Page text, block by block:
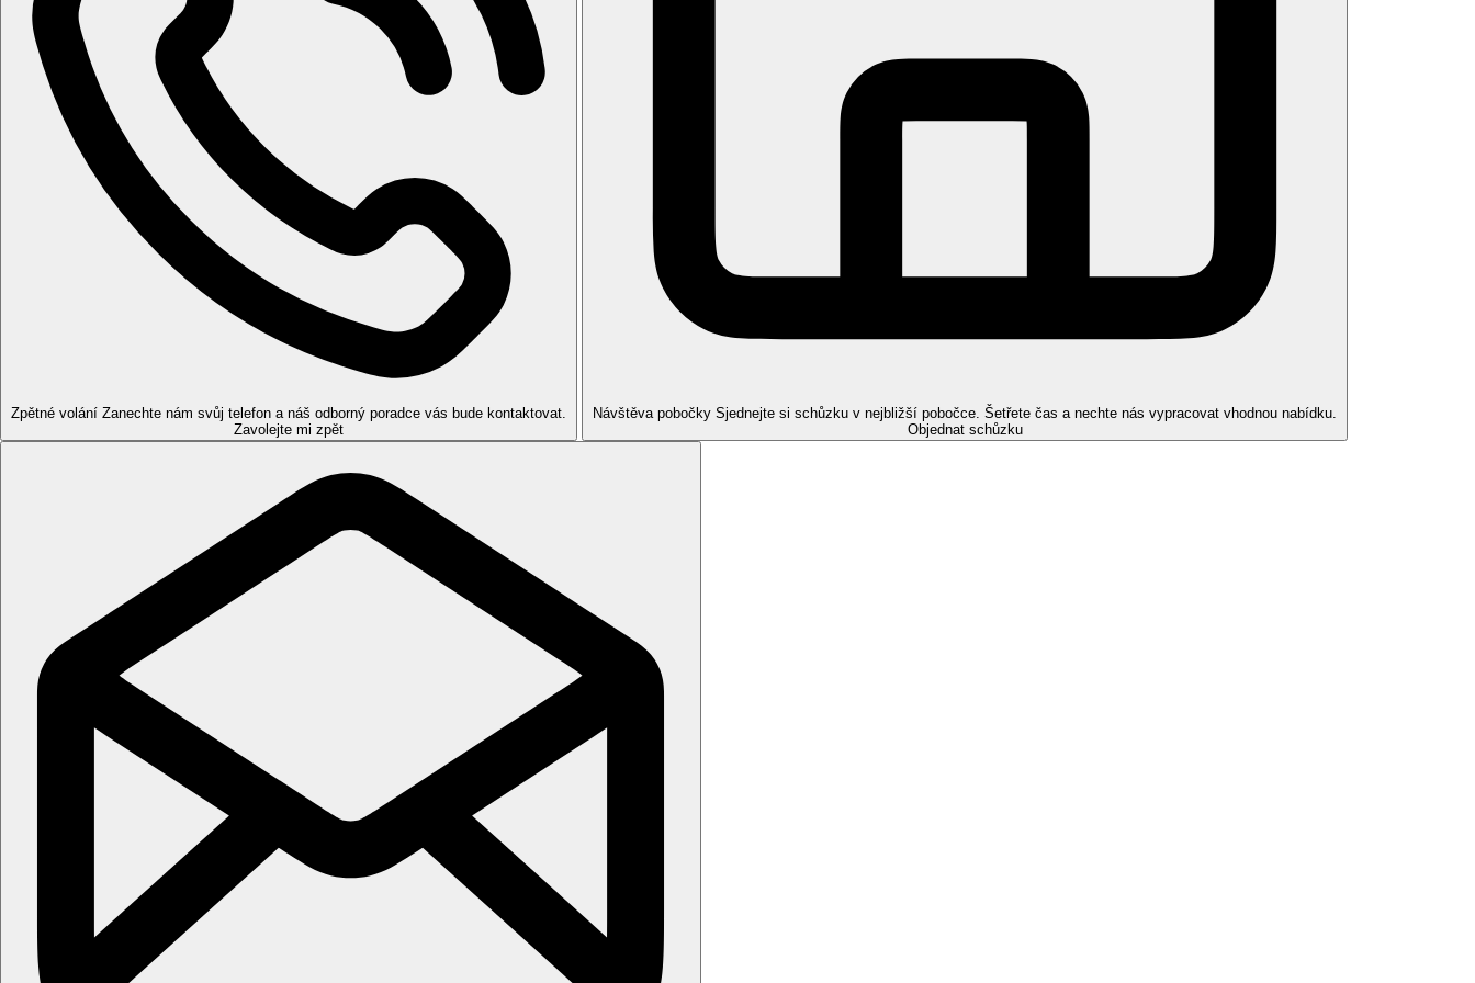
Dvoulůžkový pokoj Boční výhled moře: viz dvoulůžkový pokoj, boční výhled na moře, balkon nebo terasa, velikost pokoje cca 27 m2.
Rodinný pokoj
: viz dvoulůžkový pokoj, prostornější cca 32 m2, obývací část s rozkládací pohovkou, balkon nebo terasa, opticky oddělené pokoje.
Rodinný pokoj Výhled moře
: viz. rodinný pokoj, navíc výhled na moře, cca 39m2.
Zábava
Denní a večerní programy pro děti i dospělé.
Dětské kluby a kluby pro mladistvé:
Baby club 3-6.99
Kids club 7-13.99
Young club 14-17.99
VIz program All Inclusive
(od 12.30 do 18 hodin) s nabídkou teplých nebo studených nápojů. V čase 10.30 - 12.30 je v baru nabízena pozdní snídaně.
(od 10 do 18 hodin) přímo na pláži Chaves nabízí nápoje a studené sendviče: je to ideální místo pro relaxaci s výhledem na oceán.
, otevřený 24 hodin denně, od 23:00 nabídka chlazených sendvičů
Bar Palapa(od 10.00 do půlnoci) s výhledem na moře, jedinečné místo, které nabízí úchvatný výhled na moře, zde si hosté mohou dopřát nápoj nebo kávu, aniž by opustili bazén, nebo si dát pozdní snídani
Lehátka a slunečníky na pláži zdarma
Plážová dovolená
Písečná pláž přímo u hotelu, lehátka, slunečníky a osušky zdarma, plážový bar.
Sportovní nabídka
fitness centrum, aerobik, lukostřelba, aquafit, aqua-gym, plážový volejbal, šipky, boccia, tenis
: vodní sporty na pláži (nepatří k hotelu), půjčovna kol (nepatří k hotleu)
All Inclusive: 24 hodin, zahrnuje snídaně, obědy a večeře formou bufetu, během dne lehké občerstvení, neomezené množství rozlévaných nealkoholických a alkoholických nápojů místní a mezinárodní
výroby. Lze čerpat v místech a časech určených hotelem. Upozornění: v hlavní restauraci je po mužích vyžadováno nošení dlouhých kalhot.
Plážová restaurace otevřena od 12:30-14:00 formou bufetu, alkoholické a nealkoholické nápoje
Pool Snack Bar - 12:30-18:00
Beach Bar - 10:00-18:00
Lobby Bar 24/7
Theater Bar 21:45 - 23:00 (pouze ve dnech, kdy je využíváno pro animace divadlo)
Palapa Bar 10:00-24:00
Zpětné volání Zanechte nám svůj telefon a náš odborný poradce vás bude kontaktovat.
Zavolejte mi zpět
Návštěva pobočky Sjednejte si schůzku v nejbližší pobočce. Šetřete čas a nechte nás vypracovat vhodnou nabídku.
Objednat schůzku